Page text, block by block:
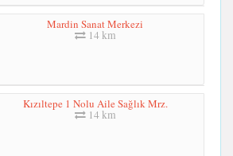
Mardin Sanat Merkezi
14 km
Kızıltepe 1 Nolu Aile Sağlık Mrz.
14 km